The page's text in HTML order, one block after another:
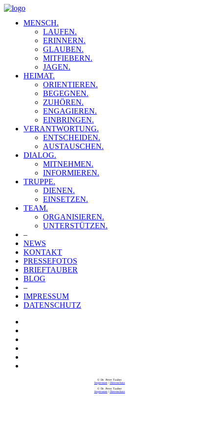
MENSCH.
LAUFEN.
ERINNERN.
GLAUBEN.
MITFIEBERN.
JAGEN.
HEIMAT.
ORIENTIEREN.
BEGEGNEN.
ZUHÖREN.
ENGAGIEREN.
EINBRINGEN.
VERANTWORTUNG.
ENTSCHEIDEN.
AUSTAUSCHEN.
DIALOG.
MITNEHMEN.
INFORMIEREN.
TRUPPE.
DIENEN.
EINSETZEN.
TEAM.
ORGANISIEREN.
UNTERSTÜTZEN.
–
NEWS
KONTAKT
PRESSEFOTOS
BRIEFTAUBER
BLOG
–
IMPRESSUM
DATENSCHUTZ
© Dr. Peter Tauber
Impressum| Datenschutz
© Dr. Peter Tauber
Impressum| Datenschutz